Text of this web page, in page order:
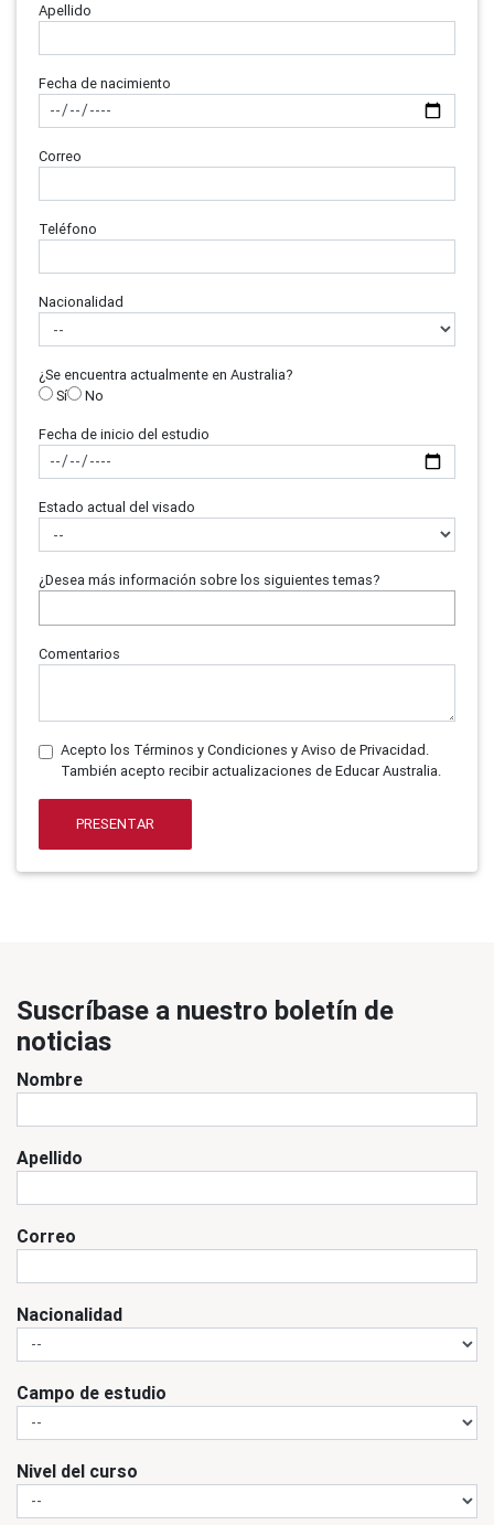
Apellido
Fecha de nacimiento
Correo
Teléfono
Nacionalidad
¿Se encuentra actualmente en Australia?
Sí
No
Fecha de inicio del estudio
Estado actual del visado
¿Desea más información sobre los siguientes temas?
Comentarios
Acepto los Términos y Condiciones y Aviso de Privacidad.
También acepto recibir actualizaciones de Educar Australia.
PRESENTAR
Suscríbase a nuestro boletín de
noticias
Nombre
Apellido
Correo
Nacionalidad
Campo de estudio
Nivel del curso